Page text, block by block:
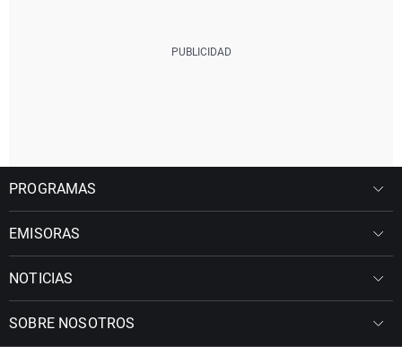
PROGRAMAS
EMISORAS
NOTICIAS
SOBRE NOSOTROS